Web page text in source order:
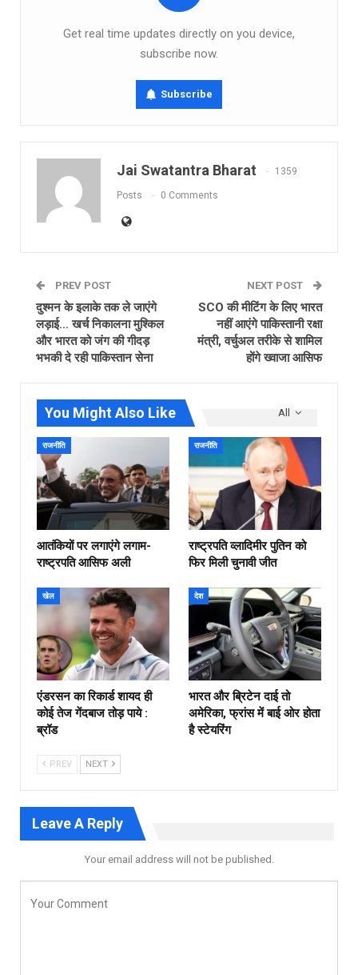
Get real time updates directly on you device,
subscribe now.
Subscribe
Jai Swatantra Bharat 1359
Posts 0 Comments
PREV POST
दुश्मन के इलाके तक ले जाएंगे
लड़ाई… खर्च निकालना मुश्किल
और भारत को जंग की गीदड़
भभकी दे रही पाकिस्तान सेना
NEXT POST
SCO की मीटिंग के लिए भारत
नहीं आएंगे पाकिस्तानी रक्षा
मंत्री, वर्चुअल तरीके से शामिल
होंगे ख्वाजा आसिफ
All
You Might Also Like
राजनीति
आतंकियों पर लगाएंगे लगाम-
राष्ट्रपति आसिफ अली
राजनीति
राष्ट्रपति व्लादिमीर पुतिन को
फिर मिली चुनावी जीत
खेल
एंडरसन का रिकार्ड शायद ही
कोई तेज गेंदबाज तोड़ पाये :
ब्रॉड
देश
भारत और ब्रिटेन दाई तो
अमेरिका, फ्रांस में बाई ओर होता
है स्टेयरिंग
PREV NEXT
Leave A Reply
Your email address will not be published.